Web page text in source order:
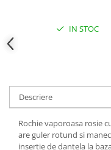
IN STOC
Descriere
Rochie vaporoasa rosie
are guler rotund si
insertie de dantela la